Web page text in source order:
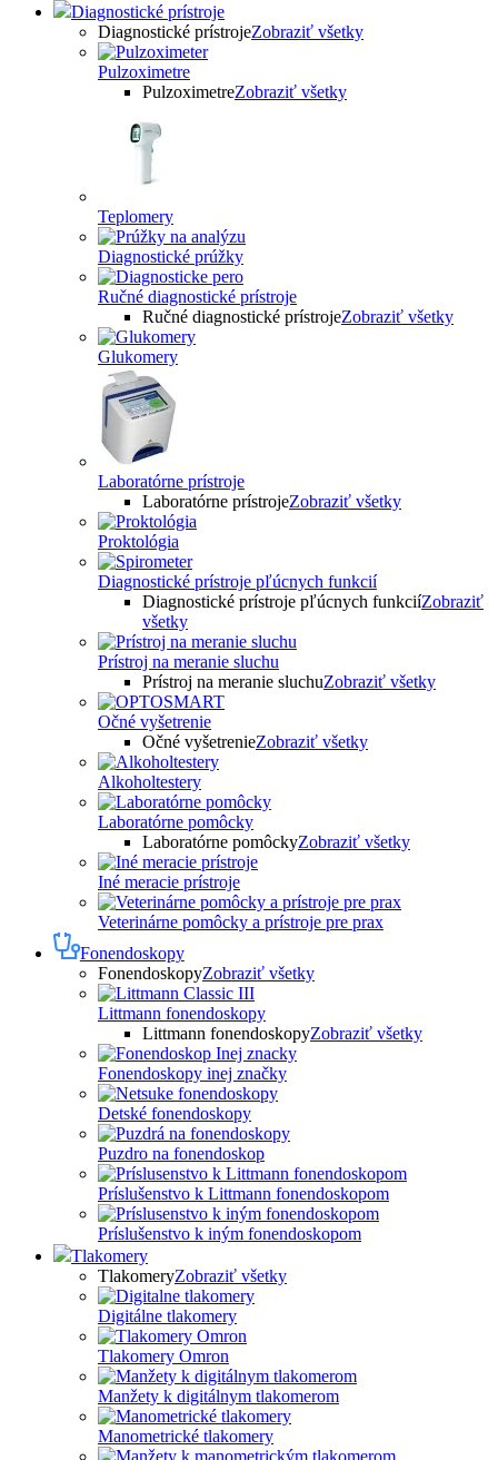
Diagnostické prístroje
Diagnostické prístrojeZobraziť všetky
Pulzoximetre
PulzoximetreZobraziť všetky
Teplomery
Diagnostické prúžky
Ručné diagnostické prístroje
Ručné diagnostické prístrojeZobraziť všetky
Glukomery
Laboratórne prístroje
Laboratórne prístrojeZobraziť všetky
Proktológia
Diagnostické prístroje pľúcnych funkcií
Diagnostické prístroje pľúcnych funkciíZobraziť
všetky
Prístroj na meranie sluchu
Prístroj na meranie sluchuZobraziť všetky
Očné vyšetrenie
Očné vyšetrenieZobraziť všetky
Alkoholtestery
Laboratórne pomôcky
Laboratórne pomôckyZobraziť všetky
Iné meracie prístroje
Veterinárne pomôcky a prístroje pre prax
Fonendoskopy
FonendoskopyZobraziť všetky
Littmann fonendoskopy
Littmann fonendoskopyZobraziť všetky
Fonendoskopy inej značky
Detské fonendoskopy
Puzdro na fonendoskop
Príslušenstvo k Littmann fonendoskopom
Príslušenstvo k iným fonendoskopom
Tlakomery
TlakomeryZobraziť všetky
Digitálne tlakomery
Tlakomery Omron
Manžety k digitálnym tlakomerom
Manometrické tlakomery